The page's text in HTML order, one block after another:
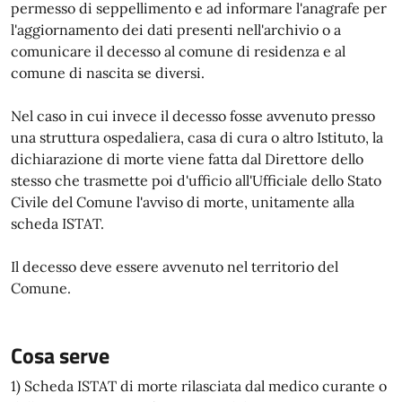
permesso di seppellimento e ad informare l'anagrafe per
l'aggiornamento dei dati presenti nell'archivio o a
comunicare il decesso al comune di residenza e al
comune di nascita se diversi.
Nel caso in cui invece il decesso fosse avvenuto presso
una struttura ospedaliera, casa di cura o altro Istituto, la
dichiarazione di morte viene fatta dal Direttore dello
stesso che trasmette poi d'ufficio all'Ufficiale dello Stato
Civile del Comune l'avviso di morte, unitamente alla
scheda ISTAT.
Il decesso deve essere avvenuto nel territorio del
Comune.
Cosa serve
1) Scheda ISTAT di morte rilasciata dal medico curante o